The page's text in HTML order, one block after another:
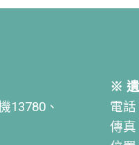
13780、
※
電話
傳真